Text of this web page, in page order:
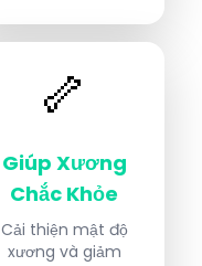
🦴
Giúp Xương
Chắc Khỏe
Cải thiện mật độ
xương và giảm